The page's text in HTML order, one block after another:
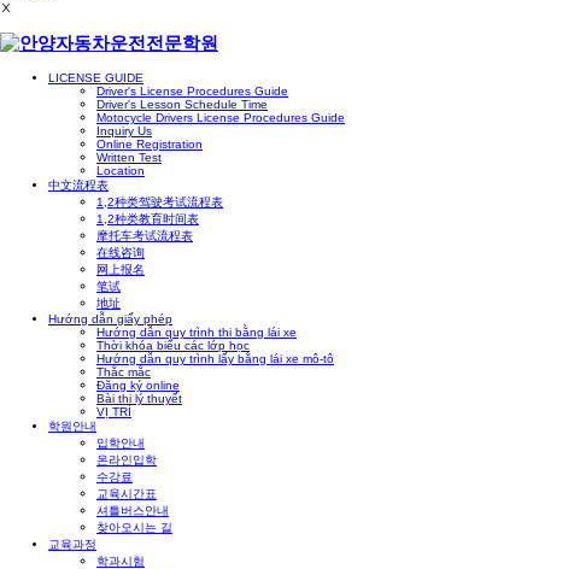
Ⅹ
LICENSE GUIDE
Driver's License Procedures Guide
Driver's Lesson Schedule Time
Motocycle Drivers License Procedures Guide
Inquiry Us
Online Registration
Written Test
Location
中文流程表
1,2种类驾驶考试流程表
1,2种类教育时间表
摩托车考试流程表
在线咨询
网上报名
笔试
地址
Hướng dẫn giấy phép
Hướng dẫn quy trình thi bằng lái xe
Thời khóa biểu các lớp học
Hướng dẫn quy trình lấy bằng lái xe mô-tô
Thắc mắc
Đăng ký online
Bài thi lý thuyết
VỊ TRÍ
학원안내
입학안내
온라인입학
수강료
교육시간표
셔틀버스안내
찾아오시는 길
교육과정
학과시험